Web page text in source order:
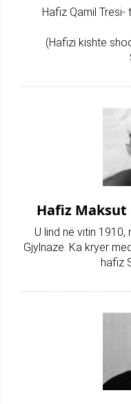
Hafiz Qamil
(Hafizi kishte
Hafiz Maksut
U lind në vitin 1910,
Gjylnaze. Ka kryer
hafiz